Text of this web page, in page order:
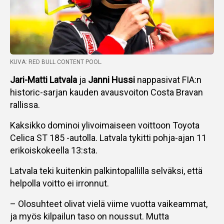
KUVA: RED BULL CONTENT POOL.
Jari-Matti Latvala ja Janni Hussi nappasivat FIA:n
historic-sarjan kauden avausvoiton Costa Bravan
rallissa.
Kaksikko dominoi ylivoimaiseen voittoon Toyota
Celica ST 185 -autolla. Latvala tykitti pohja-ajan 11
erikoiskokeella 13:sta.
Latvala teki kuitenkin palkintopallilla selväksi, että
helpolla voitto ei irronnut.
– Olosuhteet olivat vielä viime vuotta vaikeammat,
ja myös kilpailun taso on noussut. Mutta